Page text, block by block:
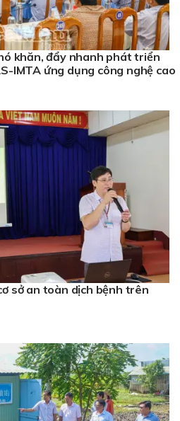
khăn, đẩy nhanh phát triển
IMTA ứng dụng công nghệ cao
sở an toàn dịch bệnh trên